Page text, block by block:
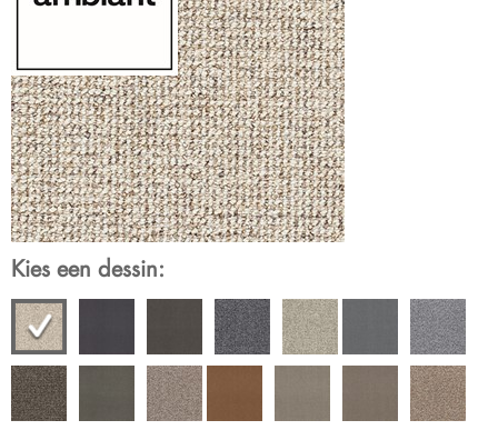
Kies een dessin: